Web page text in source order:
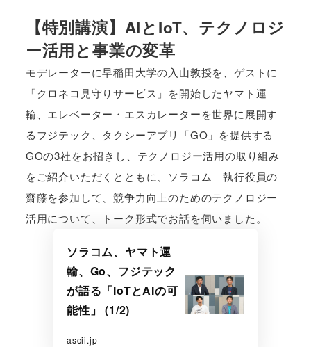
【特別講演】AIとIoT、テクノロジ
ー活用と事業の変革
モデレーターに早稲田大学の入山教授を、ゲストに
「クロネコ見守りサービス」を開始したヤマト運
輸、エレベーター・エスカレーターを世界に展開す
るフジテック、タクシーアプリ「GO」を提供する
GOの3社をお招きし、テクノロジー活用の取り組み
をご紹介いただくとともに、ソラコム 執行役員の
齋藤を参加して、競争力向上のためのテクノロジー
活用について、トーク形式でお話を伺いました。
ソラコム、ヤマト運
輸、Go、フジテック
が語る「IoTとAIの可
能性」 (1/2)
ascii.jp